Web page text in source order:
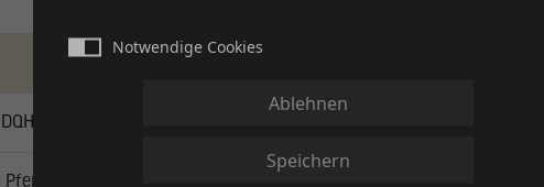
Futurity/Maturity startberechtigt?
für die DQHA Futurity/Maturity einen DQHA Zuchtbucheintrag?
Notwendige Cookies
Ablehnen
Speichern